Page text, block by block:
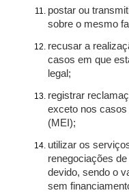
postar ou
sobre o mesmo
recusar a
casos em que
legal;
registrar
exceto nos casos
(MEI);
utilizar os
renegociações
devido, sendo o
sem